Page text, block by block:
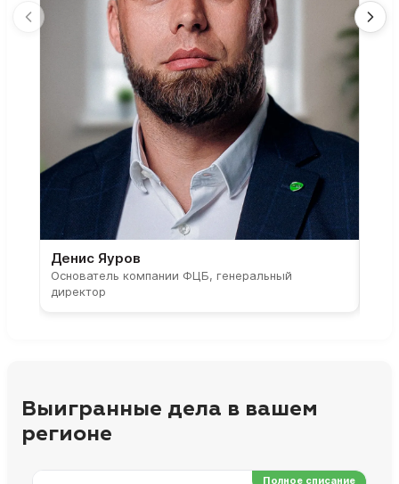
Денис Яуров
Основатель компании ФЦБ, генеральный
директор
Выигранные дела в вашем
регионе
Полное списание